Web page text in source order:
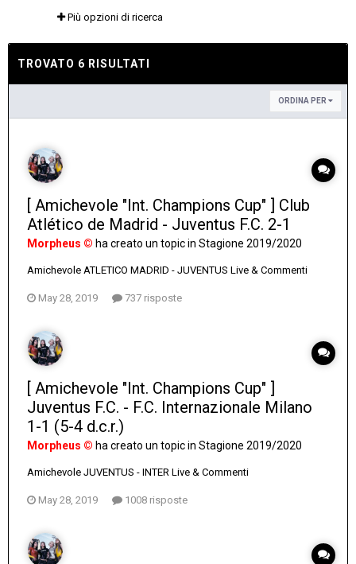
Più opzioni di ricerca
TROVATO 6 RISULTATI
ORDINA PER
[ Amichevole "Int. Champions Cup" ] Club
Atlético de Madrid - Juventus F.C. 2-1
Morpheus © ha creato un topic in Stagione 2019/2020
Amichevole ATLETICO MADRID - JUVENTUS Live & Commenti
May 28, 2019 737 risposte
[ Amichevole "Int. Champions Cup" ]
Juventus F.C. - F.C. Internazionale Milano
1-1 (5-4 d.c.r.)
Morpheus © ha creato un topic in Stagione 2019/2020
Amichevole JUVENTUS - INTER Live & Commenti
May 28, 2019 1008 risposte